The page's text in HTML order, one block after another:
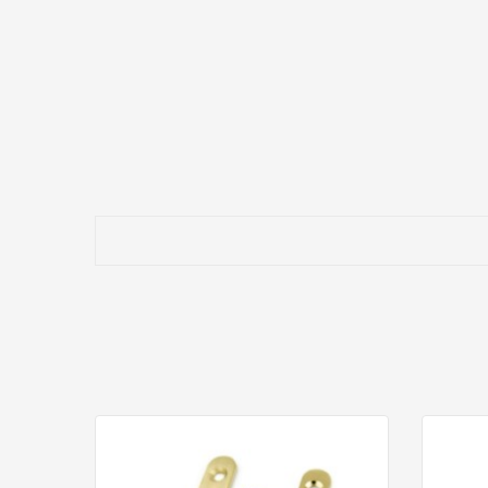
Soluciones para restauración
Mobiliario decorativo